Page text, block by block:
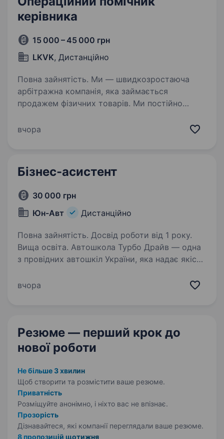
керівника
15 000 – 45 000 грн
LKVK, Дистанційно
Повна зайнятість. Ми — швидкозростаюча
арбітражна компанія, яка займається
продажем фізичних товарів. Ми постійно
створюємо лендинги та масштабуємо успішні
вчора
Бізнес-асистент
30 000 грн
Юн-Авт
Дистанційно
Повна зайнятість. Досвід роботи від 1 року.
Вища освіта. Автошкола Турбо Драйв — одна
з провідних автошкіл України, яка надає якісну
Ми прагнемо зробити навчання комфортним,
вчора
Резюме — перший крок до
нової роботи
Не більше 3 хвилин
Щоб створити та розмістити ваше резюме.
Приватність
Розміщуйте анонімно, і ніхто вас не впізнає.
Прозорість
Дізнавайтеся, які компанії переглядали ваше резюме.
8 пропозицій щотижня